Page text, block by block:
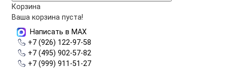
Корзина
Ваша корзина пуста!
Написать в MAX
+7 (926) 122-97-58
+7 (495) 902-57-82
+7 (999) 911-51-27